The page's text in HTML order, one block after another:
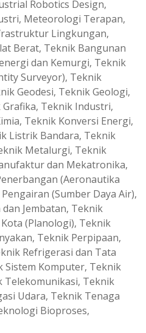
Robotics Design,
Meteorologi Terapan,
Lingkungan,
Berat, Teknik Bangunan
dan Kemurgi, Teknik
Surveyor), Teknik
Geodesi, Teknik Geologi,
Teknik Industri,
Teknik Konversi Energi,
Listrik Bandara, Teknik
Metalurgi, Teknik
dan Mekatronika,
(Aeronautika
(Sumber Daya Air),
Jembatan, Teknik
(Planologi), Teknik
Teknik Perpipaan,
Refrigerasi dan Tata
Sistem Komputer, Teknik
Telekomunikasi, Teknik
Udara, Teknik Tenaga
Bioproses,